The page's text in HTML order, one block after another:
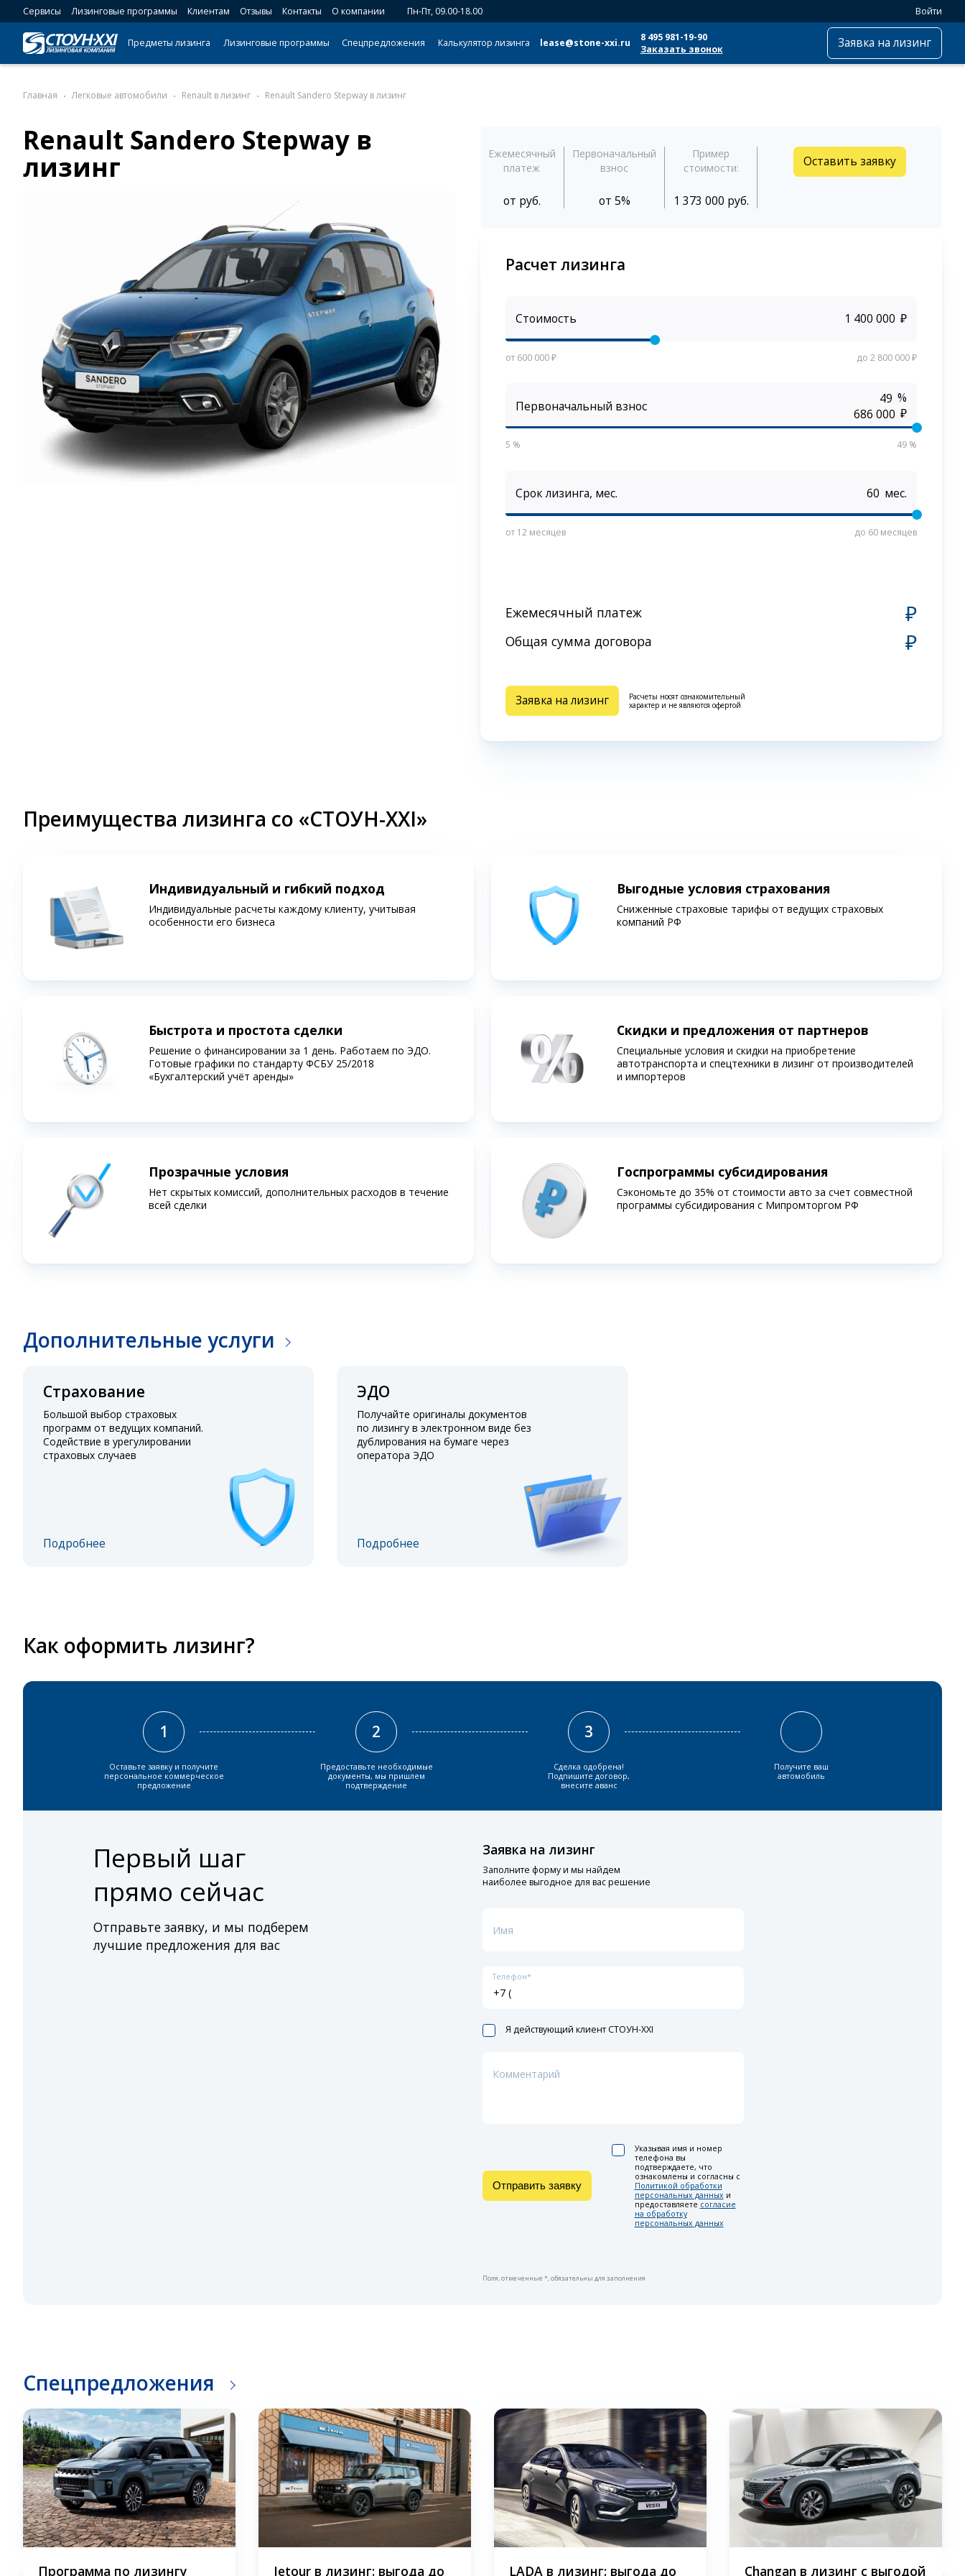
Сервисы Лизинговые программы Клиентам Отзывы Контакты О компании Пн-Пт, 09.00-18.00 Войти
Предметы лизинга Лизинговые программы Спецпредложения Калькулятор лизинга lease@stone-xxi.ru
8 495 981-19-90
Заказать звонок
Заявка на лизинг
Главная Легковые автомобили Renault в лизинг Renault Sandero Stepway в лизинг
Renault Sandero Stepway в
лизинг
Ежемесячный
платеж
от руб.
Первоначальный
взнос
от 5%
Пример
стоимости:
1 373 000 руб.
Оставить заявку
Расчет лизинга
Стоимость ₽
от 600 000 ₽ до 2 800 000 ₽
Первоначальный взнос
%
₽
5 % 49 %
Срок лизинга, мес. мес.
от 12 месяцев до 60 месяцев
Ежемесячный платеж ₽
Общая сумма договора ₽
Заявка на лизинг
Расчеты носят ознакомительный
характер и не являются офертой
Преимущества лизинга со «СТОУН-XXI»
Индивидуальный и гибкий подход
Индивидуальные расчеты каждому клиенту, учитывая
особенности его бизнеса
Быстрота и простота сделки
Решение о финансировании за 1 день. Работаем по ЭДО.
Готовые графики по стандарту ФСБУ 25/2018
«Бухгалтерский учёт аренды»
Прозрачные условия
Нет скрытых комиссий, дополнительных расходов в течение
всей сделки
Выгодные условия страхования
Сниженные страховые тарифы от ведущих страховых
компаний РФ
Скидки и предложения от партнеров
Специальные условия и скидки на приобретение
автотранспорта и спецтехники в лизинг от производителей
и импортеров
Госпрограммы субсидирования
Сэкономьте до 35% от стоимости авто за счет совместной
программы субсидирования c Мипромторгом РФ
Дополнительные услуги
Страхование
Большой выбор страховых
программ от ведущих компаний.
Содействие в урегулировании
страховых случаев
Подробнее
ЭДО
Получайте оригиналы документов
по лизингу в электронном виде без
дублирования на бумаге через
оператора ЭДО
Подробнее
Как оформить лизинг?
1
Оставьте заявку и получите
персональное коммерческое
предложение
2
Предоставьте необходимые
документы, мы пришлем
подтверждение
3
Сделка одобрена!
Подпишите договор,
внесите аванс
Получите ваш
автомобиль
Первый шаг
прямо сейчас
Отправьте заявку, и мы подберем
лучшие предложения для вас
Заявка на лизинг
Заполните форму и мы найдем
наиболее выгодное для вас решение
Имя
Телефон*
Я действующий клиент СТОУН-XXI
Комментарий
Отправить заявку
Указывая имя и номер
телефона вы
подтверждаете, что
ознакомлены и согласны с
Политикой обработки
персональных данных и
предоставляете согласие
на обработку
персональных данных
Поля, отмеченные *, обязательны для заполнения
Спецпредложения
Программа по лизингу Jetour в лизинг: выгода до LADA в лизинг: выгода до Changan в лизинг с выгодой